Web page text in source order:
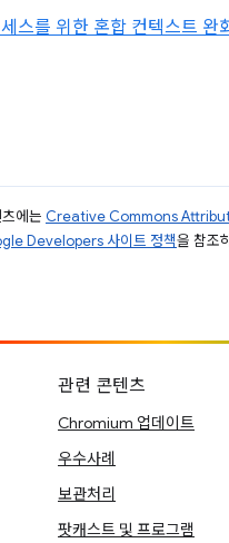
스를 위한 혼합 컨텍스트 완
에는 Creative Commons
Developers 사이트 정책을 참조
관련 콘텐츠
Chromium 업데이트
우수사례
보관처리
팟캐스트 및 프로그램